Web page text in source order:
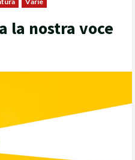
la nostra voce